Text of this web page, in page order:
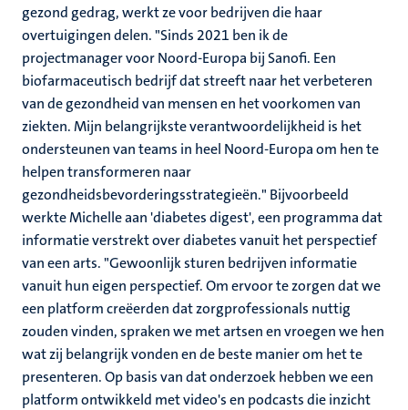
gezond gedrag, werkt ze voor bedrijven die haar
overtuigingen delen. "Sinds 2021 ben ik de
projectmanager voor Noord-Europa bij Sanofi. Een
biofarmaceutisch bedrijf dat streeft naar het verbeteren
van de gezondheid van mensen en het voorkomen van
ziekten. Mijn belangrijkste verantwoordelijkheid is het
ondersteunen van teams in heel Noord-Europa om hen te
helpen transformeren naar
gezondheidsbevorderingsstrategieën." Bijvoorbeeld
werkte Michelle aan 'diabetes digest', een programma dat
informatie verstrekt over diabetes vanuit het perspectief
van een arts. "Gewoonlijk sturen bedrijven informatie
vanuit hun eigen perspectief. Om ervoor te zorgen dat we
een platform creëerden dat zorgprofessionals nuttig
zouden vinden, spraken we met artsen en vroegen we hen
wat zij belangrijk vonden en de beste manier om het te
presenteren. Op basis van dat onderzoek hebben we een
platform ontwikkeld met video's en podcasts die inzicht